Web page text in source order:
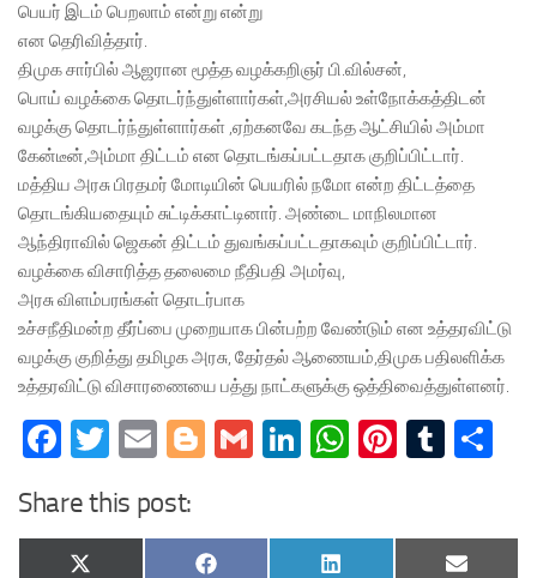
பெயர் இடம் பெறலாம் என்று என்று
என தெரிவித்தார்.
திமுக சார்பில் ஆஜரான மூத்த வழக்கறிஞர் பி.வில்சன்,
பொய் வழக்கை தொடர்ந்துள்ளார்கள்,அரசியல் உள்நோக்கத்திடன்
வழக்கு தொடர்ந்துள்ளார்கள் ,ஏற்கனவே கடந்த ஆட்சியில் அம்மா
கேன்டீன்,அம்மா திட்டம் என தொடங்கப்பட்டதாக குறிப்பிட்டார்.
மத்திய அரசு பிரதமர் மோடியின் பெயரில் நமோ என்ற திட்டத்தை
தொடங்கியதையும் சுட்டிக்காட்டினார். அண்டை மாநிலமான
ஆந்திராவில் ஜெகன் திட்டம் துவங்கப்பட்டதாகவும் குறிப்பிட்டார்.
வழக்கை விசாரித்த தலைமை நீதிபதி அமர்வு,
அரசு விளம்பரங்கள் தொடர்பாக
உச்சநீதிமன்ற தீர்ப்பை முறையாக பின்பற்ற வேண்டும் என உத்தரவிட்டு
வழக்கு குறித்து தமிழக அரசு, தேர்தல் ஆணையம்,திமுக பதிலளிக்க
உத்தரவிட்டு விசாரணையை பத்து நாட்களுக்கு ஒத்திவைத்துள்ளனர்.
Facebook
Twitter
EmailBlogger
GmailLinkedIn
WhatsApp
Share this post:
Share
X
Share
Facebook
Share
LinkedIn
Share
Email